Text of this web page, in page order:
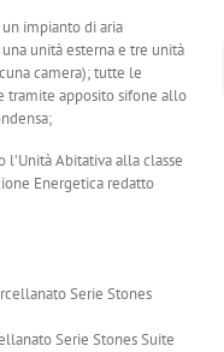
impianto di aria
unità esterna e tre unità
camera); tutte le
tramite apposito sifone allo
Abitativa alla classe
Energetica redatto
Serie Stones
Serie Stones Suite